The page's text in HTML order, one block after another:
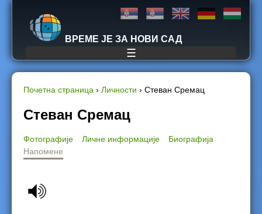
Jump to navigation
ВРЕМЕ ЈЕ ЗА НОВИ САД
☰
Y
o
u
Почетна страница › Личности › Стеван Сремац
Стеван Сремац
Фотографије Личне информације
Биографија
Напомене